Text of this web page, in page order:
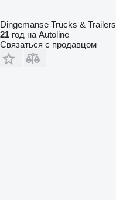
Dingemanse Trucks & Trailers
21 год на Autoline
Связаться с продавцом